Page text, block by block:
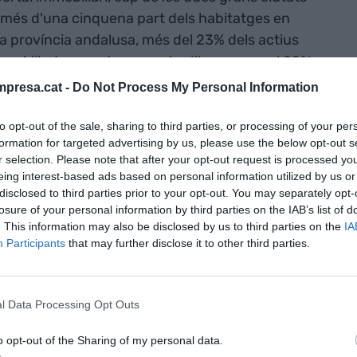
- Do Not Process My Personal Information
opt-out of the sale, sharing to third parties, or processing of your
for targeted advertising by us, please use the below opt-out
selection. Please note that after your opt-out request is processed
interest-based ads based on personal information utilized by us
to third parties prior to your opt-out. You may separately
of your personal information by third parties on the IAB’s list of
This information may also be disclosed by us to third parties on the
Participants that may further disclose it to other third parties.
Data Processing Opt Outs
opt-out of the Sharing of my personal data.
d'una cinquena part dels habitatges en
província andalusa, més del 23% dels actius
llindar, mentre que a les Illes supera el 22%.
la sisena posició de la llista, amb un 5,5%
per sobre del milió d'euros. Per sobre hi ha
tan actiu com el de Barcelona –un 10,6%
milió d'euros–. Completen el top-10 a l'Estat
i Las Palmas.
preferida de Google de forma
d'actualitat